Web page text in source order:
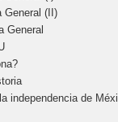
General (II)
General
independencia de